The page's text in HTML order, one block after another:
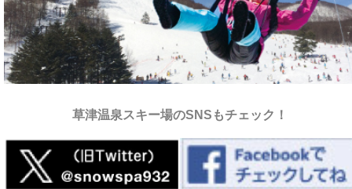
草津温泉スキー場のSNSもチェック！